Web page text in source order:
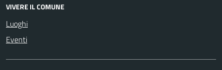
VIVERE IL COMUNE
Luoghi
Eventi